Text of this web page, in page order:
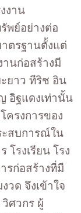
งาน
พย์อย่างต่อ
าตรฐานตั้งแต่
นก่อสร้างมี
ยาว ทีริช อิน
อิฐแดงเท่านั้น
ครงการของ
ะสบการณ์ใน
โรงเรียน โรง
รก่อสร้างที่มี
วด จึงเข้าใจ
ศวกร ผู้